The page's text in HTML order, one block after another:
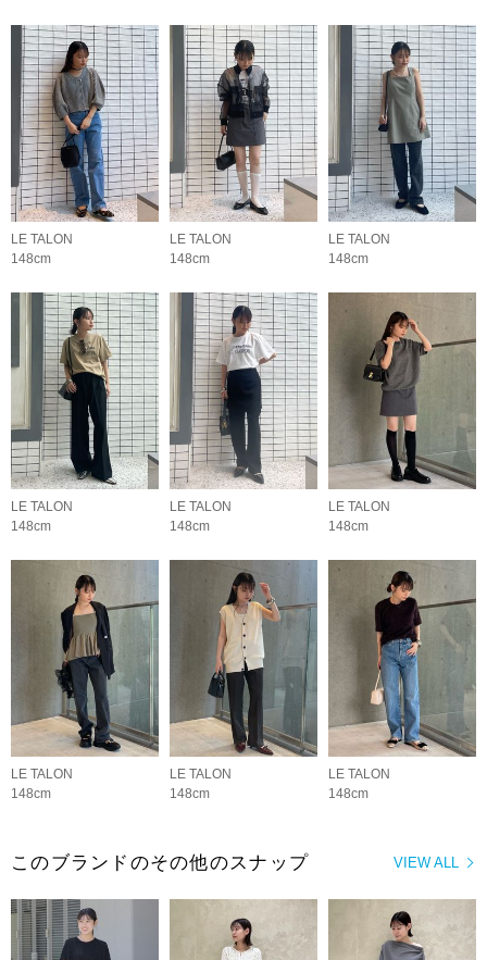
LE TALON
148cm
LE TALON
148cm
LE TALON
148cm
LE TALON
148cm
LE TALON
148cm
LE TALON
148cm
LE TALON
148cm
LE TALON
148cm
LE TALON
148cm
VIEW ALL
このブランドのその他のスナップ